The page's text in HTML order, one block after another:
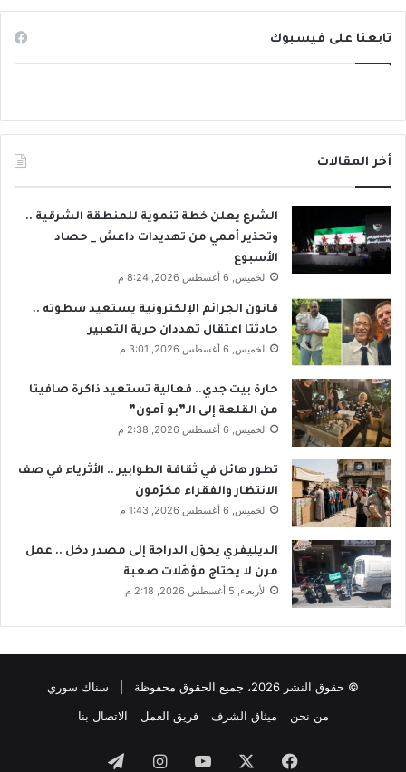
تابعنا على فيسبوك
أخر المقالات
الشرع يعلن خطة تنموية للمنطقة الشرقية ..
وتحذير أممي من تهديدات داعش _ حصاد
الأسبوع
الخميس, 6 أغسطس 2026, 8:24 م
قانون الجرائم الإلكترونية يستعيد سطوته ..
حادثتا اعتقال تهددان حرية التعبير
الخميس, 6 أغسطس 2026, 3:01 م
حارة بيت جدي.. فعالية تستعيد ذاكرة صافيتا
من القلعة إلى الـ”بو آمون”
الخميس, 6 أغسطس 2026, 2:38 م
تطور هائل في ثقافة الطوابير .. الأثرياء في صف
الانتظار والفقراء مكرّمون
الخميس, 6 أغسطس 2026, 1:43 م
الديليفري يحوّل الدراجة إلى مصدر دخل .. عمل
مرن لا يحتاج مؤهّلات صعبة
الأربعاء, 5 أغسطس 2026, 2:18 م
© حقوق النشر 2026، جميع الحقوق محفوظة | سناك سوري
من نحن
ميثاق الشرف فريق العمل الاتصال بنا
فيسبوك ‫YouTubeانستقرام